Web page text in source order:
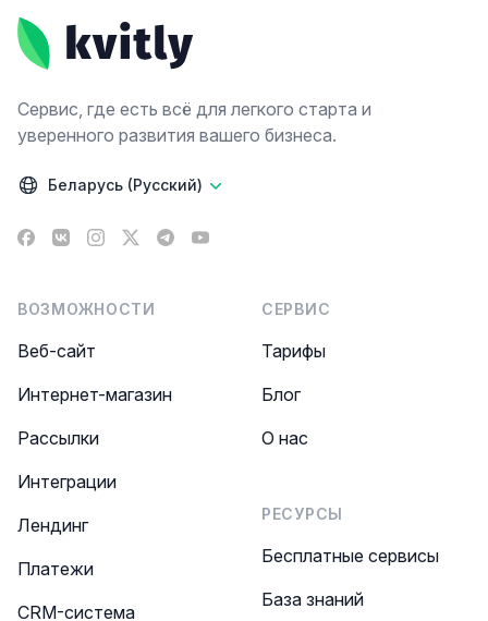
Сервис, где есть всё для легкого старта и
уверенного развития вашего бизнеса.
Беларусь (Русский)
Facebook
VK Instagram
X TelegramYouTube
ВОЗМОЖНОСТИ
Веб-сайт
Интернет-магазин
Рассылки
Интеграции
Лендинг
Платежи
CRM-система
СЕРВИС
Тарифы
Блог
О нас
РЕСУРСЫ
Бесплатные сервисы
База знаний